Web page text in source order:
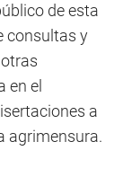
de esta
consultas y
en el
a
agrimensura.